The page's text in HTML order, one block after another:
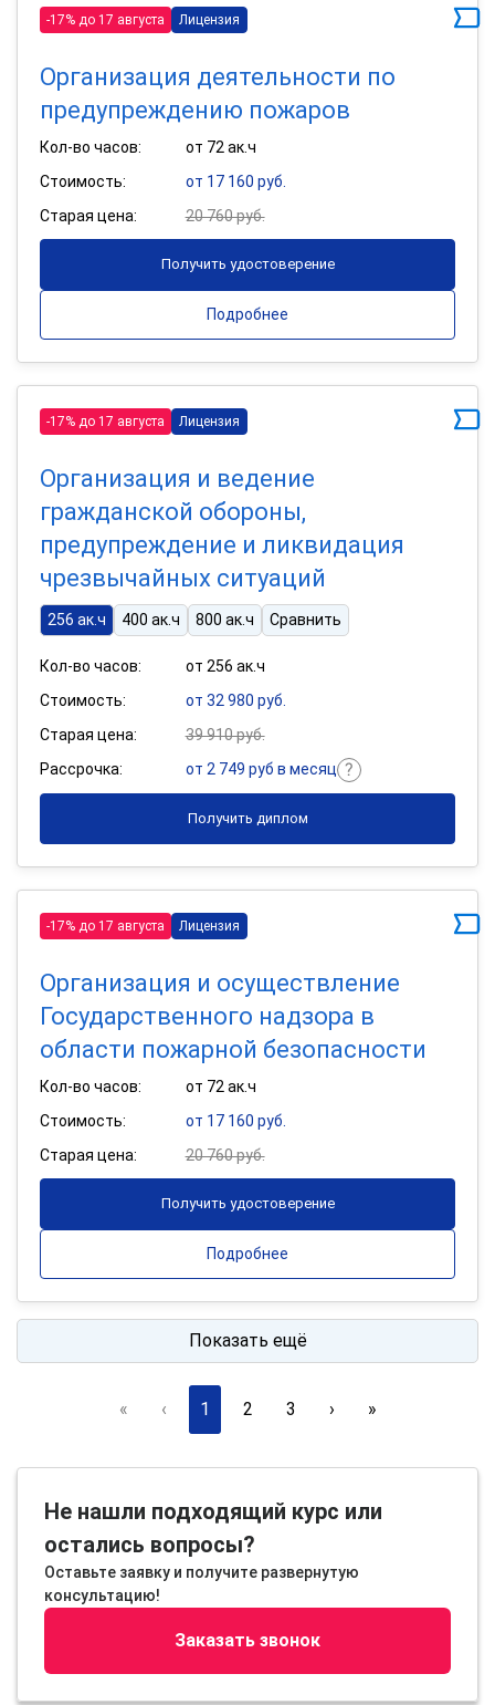
-17% до 17 августа Лицензия
Организация деятельности по
предупреждению пожаров
Кол-во часов:
от 72 ак.ч
Стоимость:
от 17 160 руб.
Старая цена:
20 760 руб.
Получить удостоверение
Подробнее
-17% до 17 августа Лицензия
Организация и ведение
гражданской обороны,
предупреждение и ликвидация
чрезвычайных ситуаций
256 ак.ч 400 ак.ч 800 ак.ч Сравнить
Кол-во часов:
от 256 ак.ч
Стоимость:
от 32 980 руб.
Старая цена:
39 910 руб.
Рассрочка:
от 2 749 руб в месяц
Получить диплом
-17% до 17 августа Лицензия
Организация и осуществление
Государственного надзора в
области пожарной безопасности
Кол-во часов:
от 72 ак.ч
Стоимость:
от 17 160 руб.
Старая цена:
20 760 руб.
Получить удостоверение
Подробнее
Показать ещё
« ‹ 1 2 3 › »
Не нашли подходящий курс или
остались вопросы?
Оставьте заявку и получите развернутую
консультацию!
Заказать звонок